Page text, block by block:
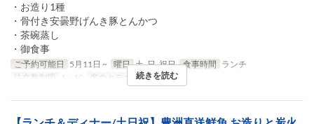
・お造り1種
・骨付き安曇野げんき豚とんかつ
・茶碗蒸し
・御食事
ご予約可能日 5月11日 ~ 曜日 土, 日, 祝日 食事時間 ランチ
注文数制限
1 ~ 10 席のカテゴリ テーブル席
続きを読む